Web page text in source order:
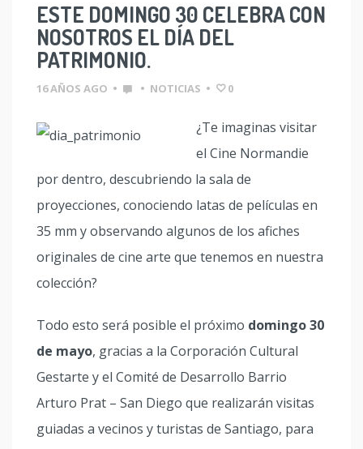
ESTE DOMINGO 30 CELEBRA CON
NOSOTROS EL DÍA DEL
PATRIMONIO.
16 AÑOS AGO • • NOTICIAS • 0
¿Te imaginas visitar
el Cine Normandie
por dentro, descubriendo la sala de
proyecciones, conociendo latas de películas en
35 mm y observando algunos de los afiches
originales de cine arte que tenemos en nuestra
colección?
Todo esto será posible el próximo domingo 30
de mayo, gracias a la Corporación Cultural
Gestarte y el Comité de Desarrollo Barrio
Arturo Prat – San Diego que realizarán visitas
guiadas a vecinos y turistas de Santiago, para